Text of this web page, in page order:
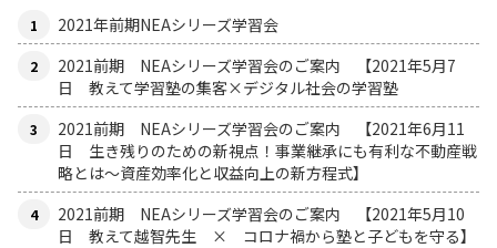
2021年前期NEAシリーズ学習会
2021前期 NEAシリーズ学習会のご案内 【2021年5月7
日 教えて学習塾の集客×デジタル社会の学習塾
2021前期 NEAシリーズ学習会のご案内 【2021年6月11
日 生き残りのための新視点！事業継承にも有利な不動産戦
略とは〜資産効率化と収益向上の新方程式】
2021前期 NEAシリーズ学習会のご案内 【2021年5月10
日 教えて越智先生 × コロナ禍から塾と子どもを守る】